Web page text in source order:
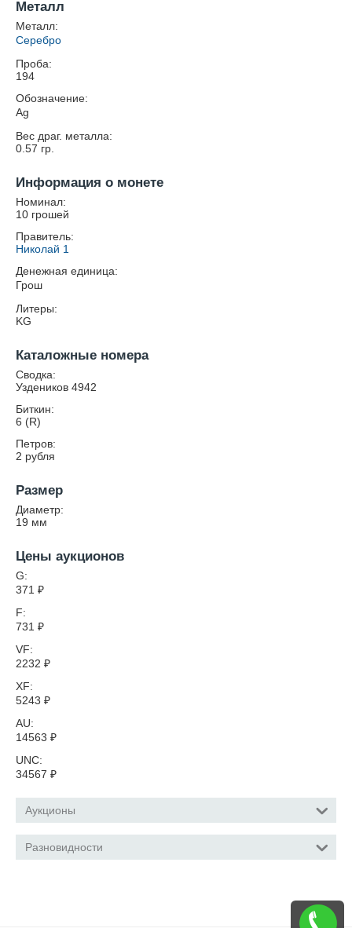
Металл
Металл:
Серебро
Проба:
194
Обозначение:
Ag
Вес драг. металла:
0.57 гр.
Информация о монете
Номинал:
10 грошей
Правитель:
Николай 1
Денежная единица:
Грош
Литеры:
KG
Каталожные номера
Сводка:
Уздеников 4942
Биткин:
6 (R)
Петров:
2 рубля
Размер
Диаметр:
19 мм
Цены аукционов
G:
371 ₽
F:
731 ₽
VF:
2232 ₽
XF:
5243 ₽
AU:
14563 ₽
UNC:
34567 ₽
Аукционы
Разновидности